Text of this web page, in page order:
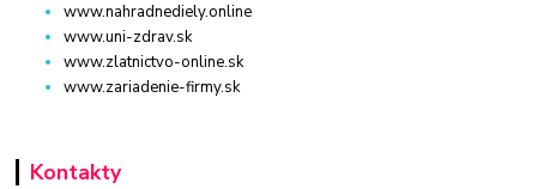
www.nahradnediely.online
www.uni-zdrav.sk
www.zlatnictvo-online.sk
www.zariadenie-firmy.sk
Kontakty